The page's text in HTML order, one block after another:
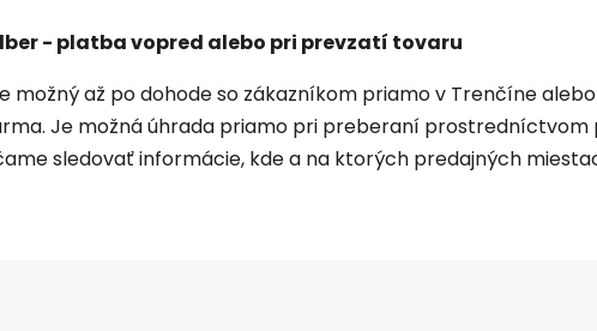
- platba vopred alebo pri prevzatí tovaru
možný až po dohode so zákazníkom priamo v Trenčíne
Je možná úhrada priamo pri preberaní prostredníctvom
sledovať informácie, kde a na ktorých predajných